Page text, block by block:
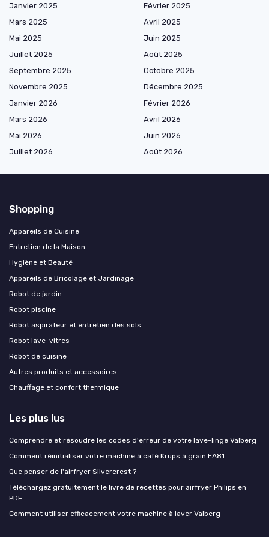
Janvier 2025
Février 2025
Mars 2025
Avril 2025
Mai 2025
Juin 2025
Juillet 2025
Août 2025
Septembre 2025
Octobre 2025
Novembre 2025
Décembre 2025
Janvier 2026
Février 2026
Mars 2026
Avril 2026
Mai 2026
Juin 2026
Juillet 2026
Août 2026
Shopping
Appareils de Cuisine
Entretien de la Maison
Hygiène et Beauté
Appareils de Bricolage et Jardinage
Robot de jardin
Robot piscine
Robot aspirateur et entretien des sols
Robot lave-vitres
Robot de cuisine
Autres produits et accessoires
Chauffage et confort thermique
Les plus lus
Comprendre et résoudre les codes d'erreur de votre lave-linge Valberg
Comment réinitialiser votre machine à café Krups à grain EA81
Que penser de l'airfryer Silvercrest ?
Téléchargez gratuitement le livre de recettes pour airfryer Philips en
PDF
Comment utiliser efficacement votre machine à laver Valberg